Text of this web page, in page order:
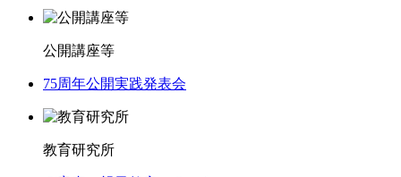
公開講座等
75周年公開実践発表会
教育研究所